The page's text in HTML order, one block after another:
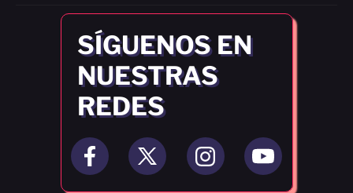
SÍGUENOS EN
NUESTRAS
REDES